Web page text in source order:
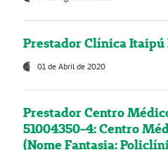
Prestador Clínica Itaipú
01 de Abril de 2020
Prestador Centro
51004350-4: Centro
(Nome Fantasia: